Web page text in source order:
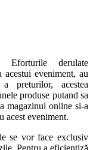
Eforturile derulate
eveniment, au
preturilor, acestea
produse putand sa
magazinul online si-a
acest eveniment.
se vor face exclusiv
Pentru a eficientiză